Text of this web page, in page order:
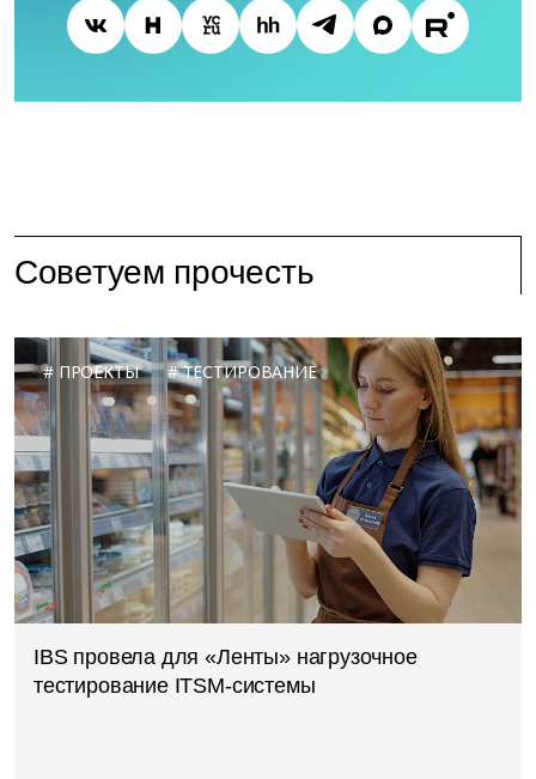
Советуем прочесть
ПРОЕКТЫ ТЕСТИРОВАНИЕ
IBS провела для «Ленты» нагрузочное
тестирование ITSM-системы